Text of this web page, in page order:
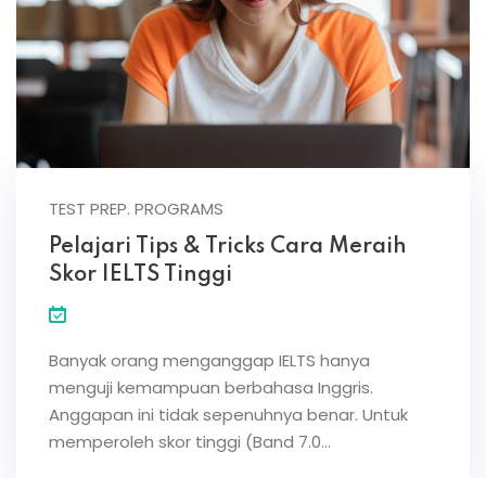
TEST PREP. PROGRAMS
Pelajari Tips & Tricks Cara Meraih
Skor IELTS Tinggi
Banyak orang menganggap IELTS hanya
menguji kemampuan berbahasa Inggris.
Anggapan ini tidak sepenuhnya benar. Untuk
memperoleh skor tinggi (Band 7.0…